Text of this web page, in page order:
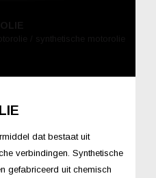
dat bestaat uit
verbindingen. Synthetische
gefabriceerd uit chemisch